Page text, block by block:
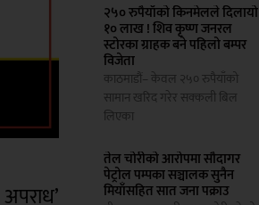
२५० रुपैयाँको किनमेलले दिलायो
१० लाख ! शिव कृष्ण जनरल
स्टोरका ग्राहक बने पहिलो बम्पर
विजेता
काठमाडौं– केवल २५० रुपैयाँको
सामान खरिद गरेर सक्कली बिल
लिएका
तेल चोरीको आरोपमा सौदागर
पेट्रोल पम्पका सञ्चालक सुनैन
मियाँसहित सात जना पक्राउ